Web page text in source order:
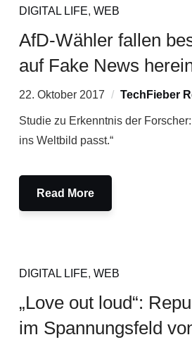
DIGITAL LIFE, WEB
AfD-Wähler fallen
auf Fake News
22. Oktober 2017 TechFieber
Studie zu Erkenntnis der
ins Weltbild passt.“
Read More
DIGITAL LIFE, WEB
„Love out loud“:
im Spannungsfeld